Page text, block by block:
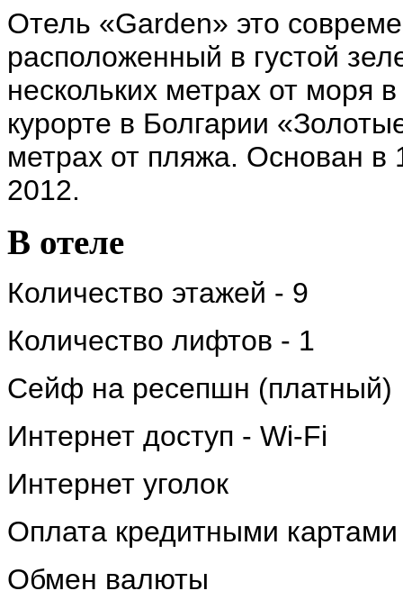
Отель «Garden» это
расположенный в густой
нескольких метрах от моря
курорте в Болгарии
метрах от пляжа. Основан в
2012.
В отеле
Количество этажей - 9
Количество лифтов - 1
Сейф на ресепшн (платный)
Интернет доступ - Wi-Fi
Интернет уголок
Оплата кредитными картами
Обмен валюты